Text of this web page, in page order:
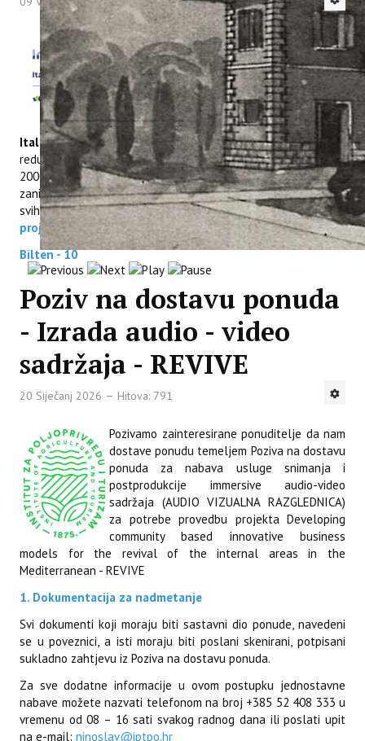
Institut za poljoprivredu i
turizam kao vodeći partner
na projektu prekogranične
suradnje u okviru Europske
teritorijalne
suradnje
INTERREG VI-A
Italija – Hrvatska 2021.-2027.naslova „Integrated waste
reduction strategies and solutions in protected and Natura
2000 areas“ objavljuje deseti bilten projekta. Pročitajte
zanimljivosti koje su se odvile tijekom radnih aktivnosti, a zbir
svih događanja možete pročitati naslužbenoj stranici
projekta
Bilten -10
Poziv na dostavu ponuda
- Izrada audio - video
sadržaja - REVIVE
20 Siječanj 2026 Hitova: 791
Pozivamo zainteresirane ponuditelje da nam
dostave ponudu temeljem Poziva na dostavu
ponuda za nabava usluge snimanja i
postprodukcije immersive audio-video
sadržaja (AUDIO VIZUALNA RAZGLEDNICA)
za potrebe provedbu projekta Developing
community based innovative business
models for the revival of the internal areas in the
Mediterranean - REVIVE
1. Dokumentacija za nadmetanje
Svi dokumenti koji moraju biti sastavni dio ponude, navedeni
se u poveznici, a isti moraju biti poslani skenirani, potpisani
sukladno zahtjevu iz Poziva na dostavu ponuda.
Za sve dodatne informacije u ovom postupku jednostavne
nabave možete nazvati telefonom na broj +385 52 408 333 u
vremenu od 08 – 16 sati svakog radnog dana ili poslati upit
na e-mail: ninoslav@iptpo.hr